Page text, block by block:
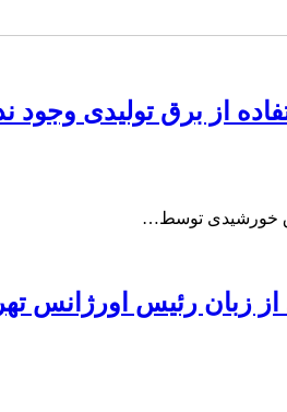
از برق تولیدی وجود
خورشیدی توسط…
زبان رئیس اورژانس